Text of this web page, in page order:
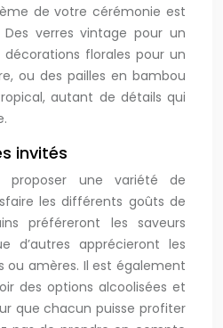
de votre cérémonie est
verres vintage pour un
florales pour un
ou des pailles en bambou
autant de détails qui
invités
une variété de
les différents goûts de
préféreront les saveurs
d’autres apprécieront les
ou amères. Il est également
des options alcoolisées et
que chacun puisse profiter